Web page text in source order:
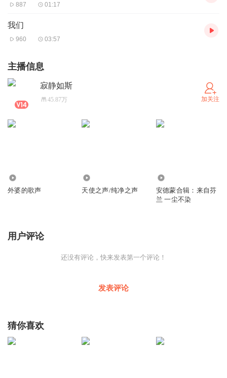
887 01:17
我们
960 03:57
主播信息
寂静如斯
45.87万 加关注
外婆的歌声 天使之声/纯净之声
安德蒙合辑：来自芬
兰 一尘不染
用户评论
还没有评论，快来发表第一个评论！
发表评论
猜你喜欢